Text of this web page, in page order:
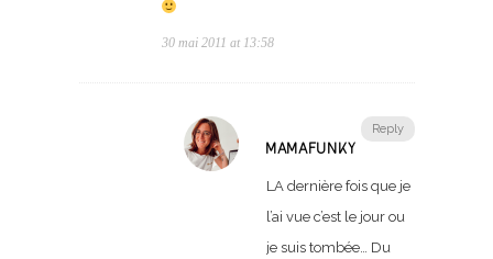
30 mai 2011 at 13:58
Reply
MAMAFUNKY
LA dernière fois que je
l’ai vue c’est le jour ou
je suis tombée… Du